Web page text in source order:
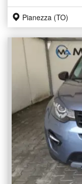
Pianezza (TO)